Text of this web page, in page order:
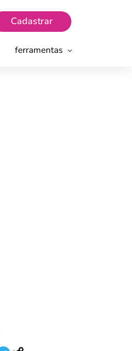
Cadastrar
ferramentas